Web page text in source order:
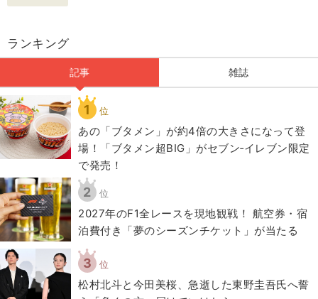
ランキング
記事 雑誌
1 位
あの「ブタメン」が約4倍の大きさになって登
場！「ブタメン超BIG」がセブン‐イレブン限定
で発売！
2 位
2027年のF1全レースを現地観戦！ 航空券・宿
泊費付き「夢のシーズンチケット」が当たる
3 位
松村北斗と今田美桜、急逝した東野圭吾氏へ誓